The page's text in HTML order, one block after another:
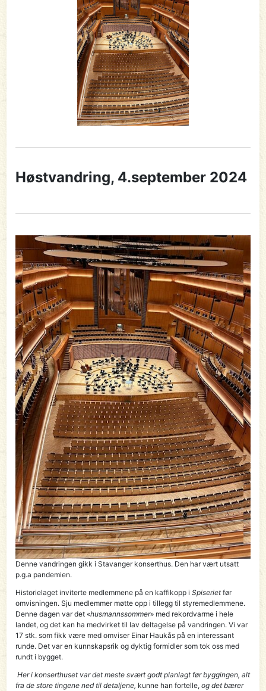
Høstvandring, 4.september 2024
Denne vandringen gikk i Stavanger konserthus. Den har vært utsatt
p.g.a pandemien.
Historielaget inviterte medlemmene på en kaffikopp iSpiserietfør
omvisningen. Sju medlemmer møtte opp i tillegg til styremedlemmene.
Denne dagen var det «husmannssommer» med rekordvarme i hele
landet, og det kan ha medvirket til lav deltagelse på vandringen. Vi var
17 stk. som fikk være med omviser Einar Haukås på en interessant
runde. Det var en kunnskapsrik og dyktig formidler som tok oss med
rundt i bygget.
Her i konserthuset var det meste svært godt planlagt før byggingen, alt
fra de store tingene ned til detaljene, kunne han fortelle,og det bærer